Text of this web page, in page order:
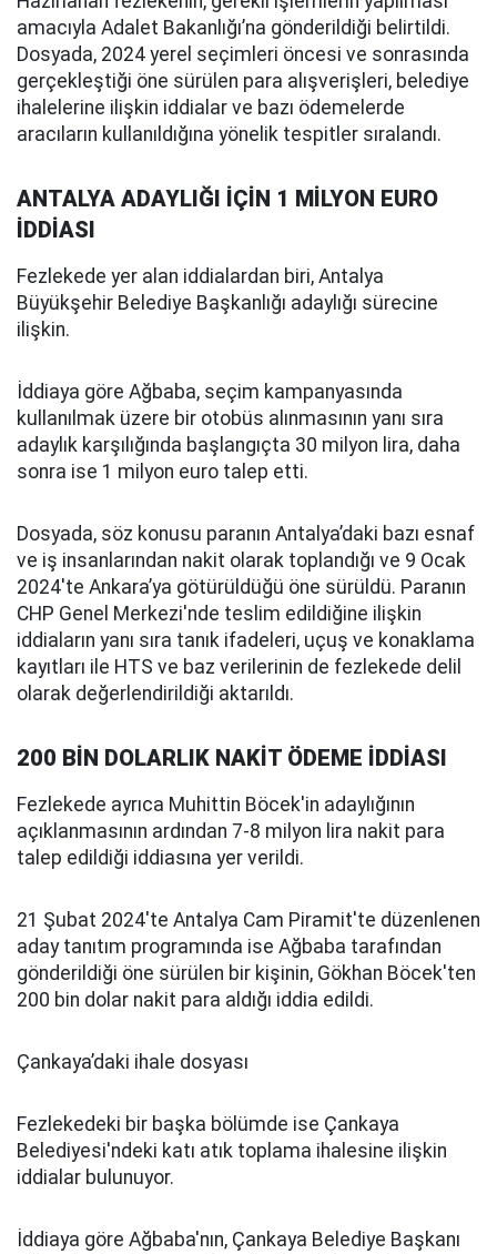
amacıyla Adalet Bakanlığı’na gönderildiği belirtildi.
Dosyada, 2024 yerel seçimleri öncesi ve sonrasında
gerçekleştiği öne sürülen para alışverişleri, belediye
ihalelerine ilişkin iddialar ve bazı ödemelerde
aracıların kullanıldığına yönelik tespitler sıralandı.
ANTALYA ADAYLIĞI İÇİN 1 MİLYON EURO
İDDİASI
Fezlekede yer alan iddialardan biri, Antalya
Büyükşehir Belediye Başkanlığı adaylığı sürecine
ilişkin.
İddiaya göre Ağbaba, seçim kampanyasında
kullanılmak üzere bir otobüs alınmasının yanı sıra
adaylık karşılığında başlangıçta 30 milyon lira, daha
sonra ise 1 milyon euro talep etti.
Dosyada, söz konusu paranın Antalya’daki bazı esnaf
ve iş insanlarından nakit olarak toplandığı ve 9 Ocak
2024'te Ankara’ya götürüldüğü öne sürüldü. Paranın
CHP Genel Merkezi'nde teslim edildiğine ilişkin
iddiaların yanı sıra tanık ifadeleri, uçuş ve konaklama
kayıtları ile HTS ve baz verilerinin de fezlekede delil
olarak değerlendirildiği aktarıldı.
200 BİN DOLARLIK NAKİT ÖDEME İDDİASI
Fezlekede ayrıca Muhittin Böcek'in adaylığının
açıklanmasının ardından 7-8 milyon lira nakit para
talep edildiği iddiasına yer verildi.
21 Şubat 2024'te Antalya Cam Piramit'te düzenlenen
aday tanıtım programında ise Ağbaba tarafından
gönderildiği öne sürülen bir kişinin, Gökhan Böcek'ten
200 bin dolar nakit para aldığı iddia edildi.
Çankaya’daki ihale dosyası
Fezlekedeki bir başka bölümde ise Çankaya
Belediyesi'ndeki katı atık toplama ihalesine ilişkin
iddialar bulunuyor.
İddiaya göre Ağbaba'nın, Çankaya Belediye Başkanı